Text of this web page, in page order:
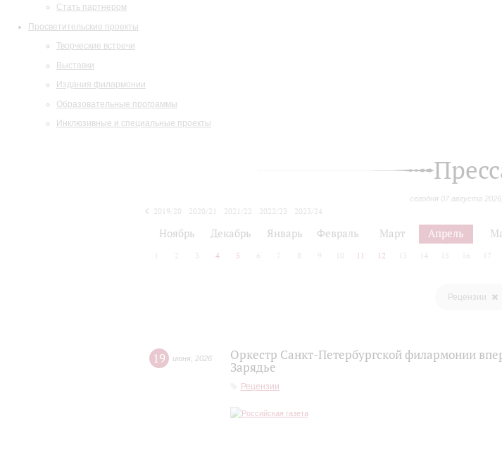
Стать партнером
Просветительские проекты
Творческие встречи
Выставки
Издания филармонии
Образовательные программы
Инклюзивные и специальные проекты
сегодня 07 августа
2019/20 2020/21 2021/22 2022/23
2023/24
Ноябрь Декабрь Январь Февраль Март Апрель
2 3 4 5 6 7 8 9 10 11 12 13 14 15 16 17
Рецензии
19 июня 2026
Оркестр Санкт‑Петербургской филармонии
Зарядье
Рецензии